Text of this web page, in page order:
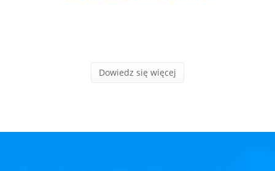
Dowiedz się więcej